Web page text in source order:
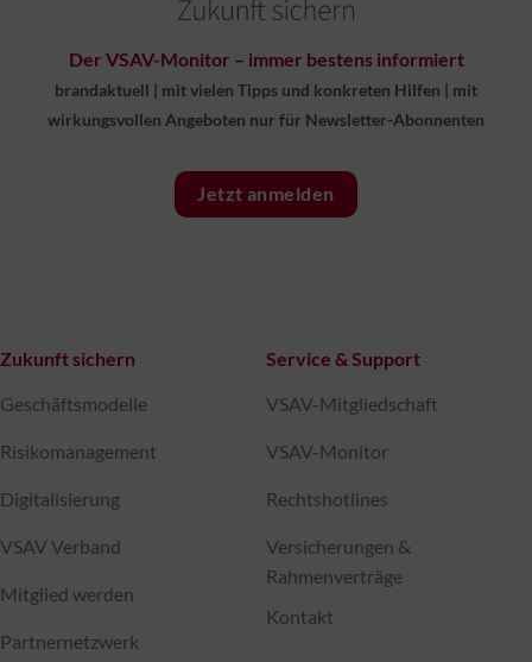
Der VSAV-Monitor – immer bestens informiert
brandaktuell | mit vielen Tipps und konkreten Hilfen | mit
wirkungsvollen Angeboten nur für Newsletter-Abonnenten
Jetzt anmelden
Zukunft sichern
Geschäftsmodelle
Risikomanagement
Digitalisierung
VSAV Verband
Mitglied werden
Partnernetzwerk
Service & Support
VSAV-Mitgliedschaft
VSAV-Monitor
Rechtshotlines
Versicherungen &
Rahmenverträge
Kontakt